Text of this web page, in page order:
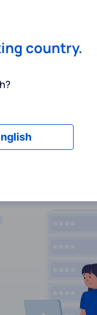
country.